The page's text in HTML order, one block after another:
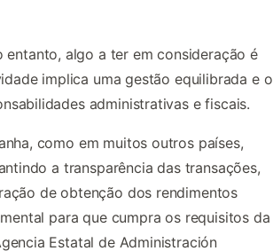
entanto, algo a ter em consideração é
implica uma gestão equilibrada e o
administrativas e fiscais.
como em muitos outros países,
a transparência das transações,
de obtenção dos rendimentos
para que cumpra os requisitos da
Estatal de Administración